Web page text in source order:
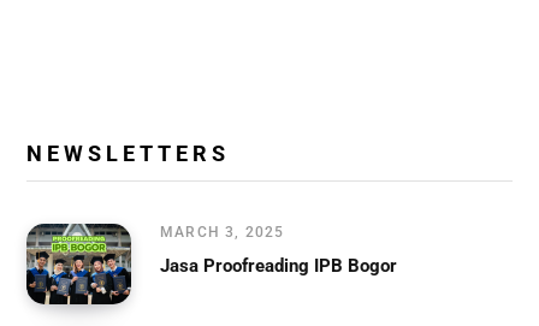
N E W S L E T T E R S
MARCH 3, 2025
Jasa Proofreading IPB Bogor